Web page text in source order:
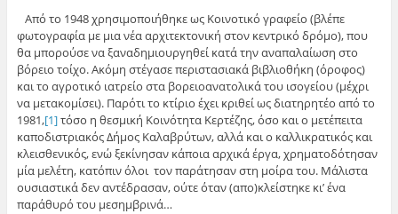
Από το 1948 χρησιμοποιήθηκε ως Κοινοτικό γραφείο (βλέπε
φωτογραφία με μια νέα αρχιτεκτονική στον κεντρικό δρόμο), που
θα μπορούσε να ξαναδημιουργηθεί κατά την αναπαλαίωση στο
βόρειο τοίχο. Ακόμη στέγασε περιστασιακά βιβλιοθήκη (όροφος)
και το αγροτικό ιατρείο στα βορειοανατολικά του ισογείου (μέχρι
να μετακομίσει). Παρότι το κτίριο έχει κριθεί ως διατηρητέο από το
1981,[1]τόσο η θεσμική Κοινότητα Κερτέζης, όσο και ο μετέπειτα
καποδιστριακός Δήμος Καλαβρύτων, αλλά και ο καλλικρατικός και
κλεισθενικός, ενώ ξεκίνησαν κάποια αρχικά έργα, χρηματοδότησαν
μία μελέτη, κατόπιν όλοι τον παράτησαν στη μοίρα του. Μάλιστα
ουσιαστικά δεν αντέδρασαν, ούτε όταν (απο)κλείστηκε κι’ ένα
παράθυρό του μεσημβρινά…